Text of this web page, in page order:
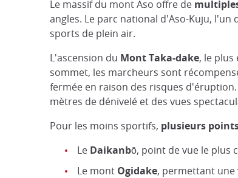
Le massif du mont Aso offre de
angles. Le parc national d'Aso-Kuju,
sports de plein air.
L'ascension du Mont Taka-dake, le plus
sommet, les marcheurs sont
fermée en raison des risques
mètres de dénivelé et des vues
Pour les moins sportifs, plusieurs
Le Daikanbō, point de vue le plus
Le mont Ogidake, permettant une